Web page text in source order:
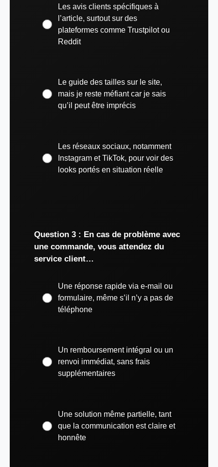
Les avis clients spécifiques à
l’article, surtout sur des
plateformes comme Trustpilot ou
Reddit
Le guide des tailles sur le site,
mais je reste méfiant car je sais
qu’il peut être imprécis
Les réseaux sociaux, notamment
Instagram et TikTok, pour voir des
looks portés en situation réelle
Question 3 : En cas de problème avec
une commande, vous attendez du
service client…
Une réponse rapide via e-mail ou
formulaire, même s’il n’y a pas de
téléphone
Un remboursement intégral ou un
renvoi immédiat, sans frais
supplémentaires
Une solution même partielle, tant
que la communication est claire et
honnête